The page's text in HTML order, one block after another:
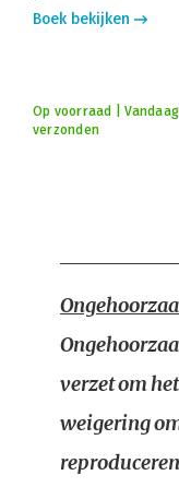
Boek bekijken
Op voorraad |
verzonden
verzet om
weigering